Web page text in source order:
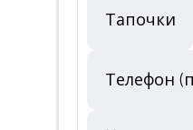
Тапочки
Телефон